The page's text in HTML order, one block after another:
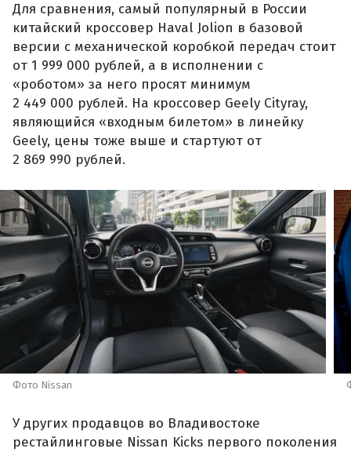
Для сравнения, самый популярный в России
китайский кроссовер Haval Jolion в базовой
версии с механической коробкой передач стоит
от 1 999 000 рублей, а в исполнении с
«роботом» за него просят минимум
2 449 000 рублей. На кроссовер Geely Cityray,
являющийся «входным билетом» в линейку
Geely, цены тоже выше и стартуют от
2 869 990 рублей.
Фото Nissan
У других продавцов во Владивостоке
рестайлинговые Nissan Kicks первого поколения